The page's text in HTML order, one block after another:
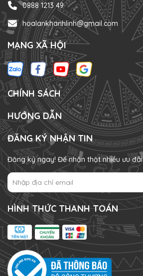
0888 1213 49
hoalankhanhlinh@gmail.com
MẠNG XÃ HỘI
CHÍNH SÁCH
HƯỚNG DẪN
ĐĂNG KÝ NHẬN TIN
Đăng ký ngay! Để nhận thật nhiều ưu đãi
HÌNH THỨC THANH TOÁN